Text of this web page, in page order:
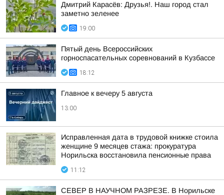
Дмитрий Карасёв: Друзья!. Наш город стал
заметно зеленее
19:00
Пятый день Всероссийских
горноспасательных соревнований в Кузбассе
18:12
Главное к вечеру 5 августа
13:00
Исправленная дата в трудовой книжке стоила
женщине 9 месяцев стажа: прокуратура
Норильска восстановила пенсионные права
11:12
СЕВЕР В НАУЧНОМ РАЗРЕЗЕ. В Норильске